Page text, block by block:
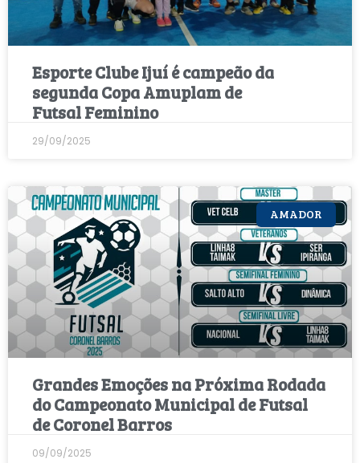
Esporte Clube Ijuí é campeão da
segunda Copa Amuplam de
Futsal Feminino
29/09/2025
AMADOR
Grandes Emoções na Próxima Rodada
do Campeonato Municipal de Futsal
de Coronel Barros
09/09/2025